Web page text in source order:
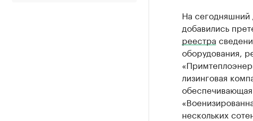
На
добавились
реестра
оборудования,
лизинговая
нескольких